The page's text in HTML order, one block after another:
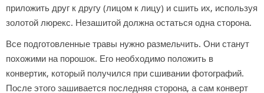
приложить друг к другу (лицом к лицу) и сшить их, используя
золотой люрекс. Незашитой должна остаться одна сторона.
Все подготовленные травы нужно размельчить. Они станут
похожими на порошок. Его необходимо положить в
конвертик, который получился при сшивании фотографий.
После этого зашивается последняя сторона, а сам конверт